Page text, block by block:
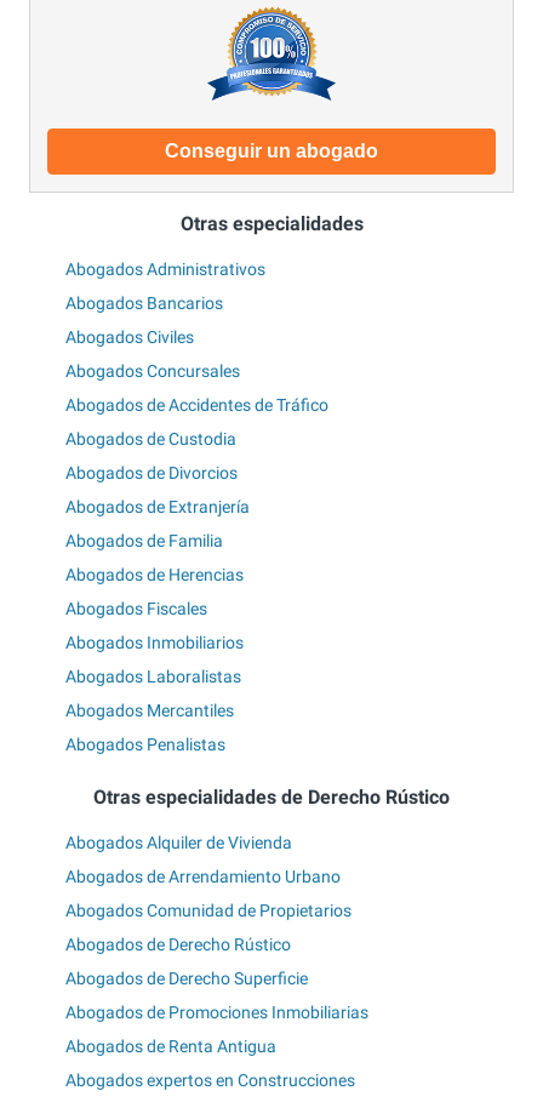
Conseguir un abogado
Otras especialidades
Abogados Administrativos
Abogados Bancarios
Abogados Civiles
Abogados Concursales
Abogados de Accidentes de Tráfico
Abogados de Custodia
Abogados de Divorcios
Abogados de Extranjería
Abogados de Familia
Abogados de Herencias
Abogados Fiscales
Abogados Inmobiliarios
Abogados Laboralistas
Abogados Mercantiles
Abogados Penalistas
Otras especialidades de Derecho Rústico
Abogados Alquiler de Vivienda
Abogados de Arrendamiento Urbano
Abogados Comunidad de Propietarios
Abogados de Derecho Rústico
Abogados de Derecho Superficie
Abogados de Promociones Inmobiliarias
Abogados de Renta Antigua
Abogados expertos en Construcciones